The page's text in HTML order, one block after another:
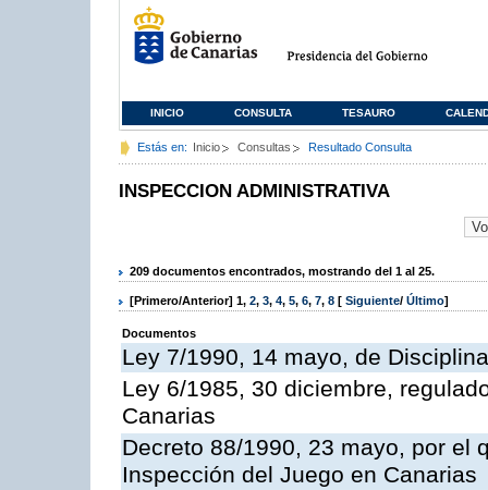
INICIO CONSULTA TESAURO
Estás en: Inicio Consultas Resultado Consulta
INSPECCION ADMINISTRATIVA
209 documentos encontrados, mostrando del 1 al 25.
[Primero/Anterior] 1, 2, 3, 4, 5, 6, 7, 8 [ Siguiente/ Último]
Documentos
Ley 7/1990, 14 mayo, de
Ley 6/1985, 30 diciembre,
Canarias
Decreto 88/1990, 23 mayo, por el
Inspección del Juego en Canarias